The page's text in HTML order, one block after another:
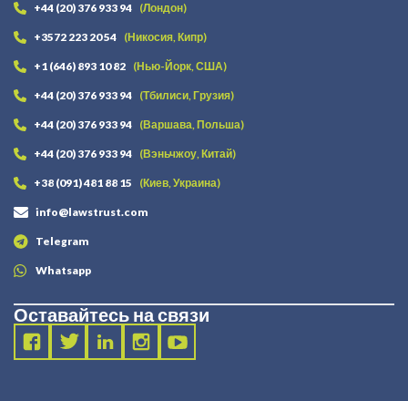
+44 (20) 376 933 94 (Лондон)
+3572 223 20 54 (Никосия, Кипр)
+1 (646) 893 10 82 (Нью-Йорк, США)
+44 (20) 376 933 94 (Тбилиси, Грузия)
+44 (20) 376 933 94 (Варшава, Польша)
+44 (20) 376 933 94 (Вэньчжоу, Китай)
+38 (091) 481 88 15 (Киев, Украина)
info@lawstrust.com
Telegram
Whatsapp
Оставайтесь на связи